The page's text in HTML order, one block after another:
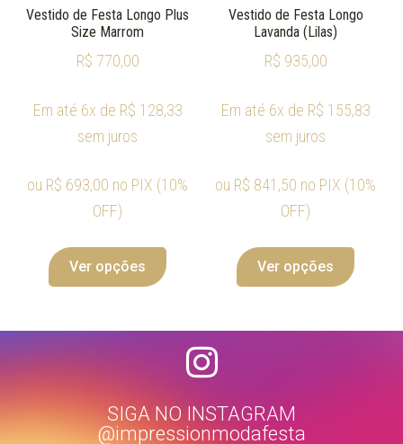
Vestido de Festa Longo Plus
Size Marrom
R$ 770,00
Em até 6x de R$ 128,33
sem juros
ou R$ 693,00 no PIX (10%
OFF)
Ver opções
Vestido de Festa Longo
Lavanda (Lilas)
R$ 935,00
Em até 6x de R$ 155,83
sem juros
ou R$ 841,50 no PIX (10%
OFF)
Ver opções
SIGA NO INSTAGRAM
@impressionmodafesta